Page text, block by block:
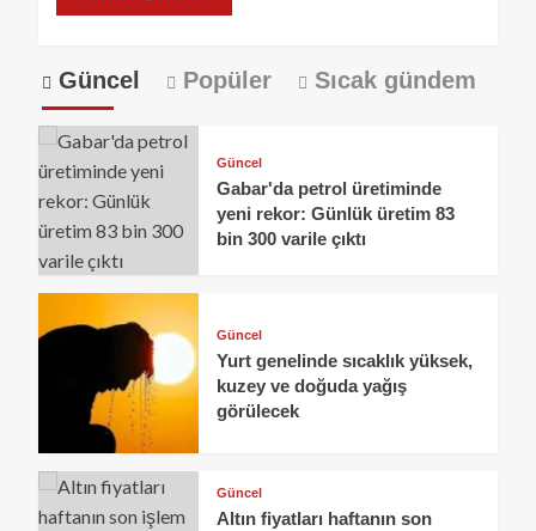
Güncel Popüler Sıcak gündem
Güncel
Gabar'da petrol üretiminde
yeni rekor: Günlük üretim 83
bin 300 varile çıktı
Güncel
Yurt genelinde sıcaklık yüksek,
kuzey ve doğuda yağış
görülecek
Güncel
Altın fiyatları haftanın son